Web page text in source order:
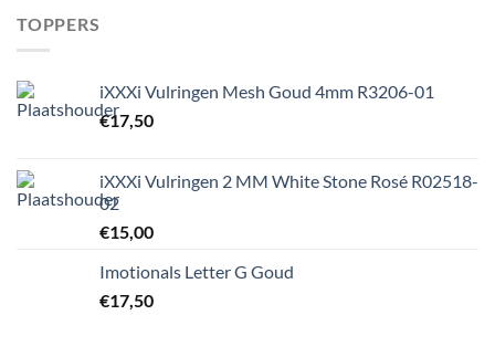
TOPPERS
iXXXi Vulringen Mesh Goud 4mm R3206-01
€17,50
iXXXi Vulringen 2 MM White Stone Rosé R02518-
02
€15,00
Imotionals Letter G Goud
€17,50